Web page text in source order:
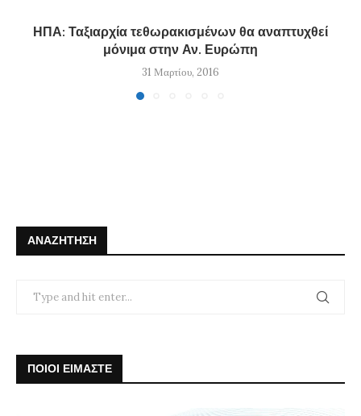
ΗΠΑ: Ταξιαρχία τεθωρακισμένων θα αναπτυχθεί
μόνιμα στην Αν. Ευρώπη
31 Μαρτίου, 2016
ΑΝΑΖΉΤΗΣΗ
ΠΟΙΟΙ ΕΙΜΑΣΤΕ